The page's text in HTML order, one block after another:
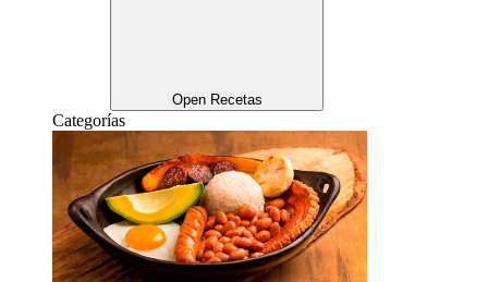
Open Recetas
Categorías